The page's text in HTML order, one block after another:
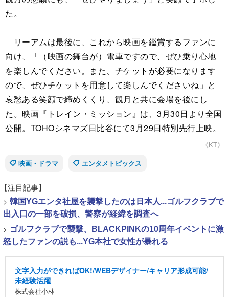
た。
リーアムは最後に、これから映画を鑑賞するファンに
向け、「（映画の舞台が）電車ですので、ぜひ乗り心地
を楽しんでください。また、チケットが必要になります
ので、ぜひチケットを用意して楽しんでくださいね」と
哀愁ある笑顔で締めくくり、観月と共に会場を後にし
た。映画『トレイン・ミッション』は、3月30日より全国
公開。TOHOシネマズ日比谷にて3月29日特別先行上映。
《KT》
映画・ドラマ
エンタメトピックス
【注目記事】
> 韓国YGエンタ社屋を襲撃したのは日本人...ゴルフクラブで
出入口の一部を破損、警察が経緯を調査へ
> ゴルフクラブで襲撃、BLACKPINKの10周年イベントに激
怒したファンの説も...YG本社で女性が暴れる
文字入力ができればOK!/WEBデザイナー/キャリア形成可能/
未経験活躍
株式会社小林